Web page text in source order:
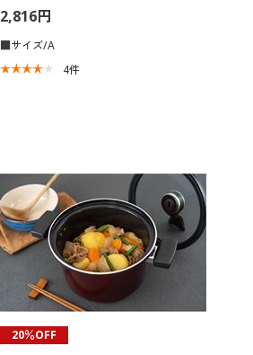
2,816円
■サイズ/A
4件
20％OFF